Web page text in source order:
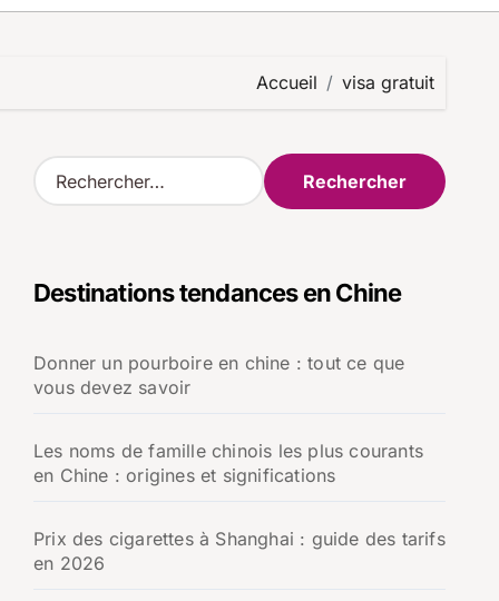
Accueil visa gratuit
R
e
r
e
r
Destinations tendances en Chine
Donner un pourboire en chine : tout ce que
vous devez savoir
Les noms de famille chinois les plus courants
en Chine : origines et significations
Prix des cigarettes à Shanghai : guide des tarifs
en 2026